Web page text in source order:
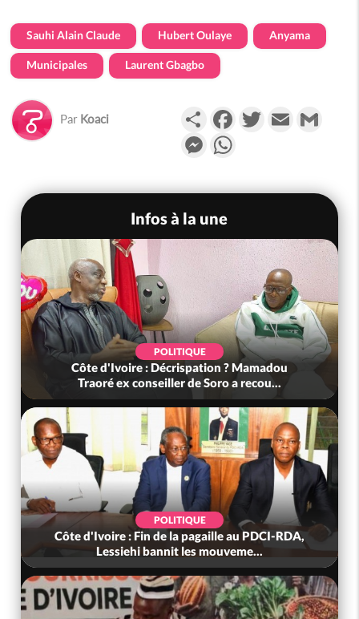
Sauhi Alain Claude Hubert Oulaye Anyama
Municipales Laurent Gbagbo
Par Koaci PartagerFacebookTwitterEmail
Messenger
Infos à la une
POLITIQUE
Côte d'Ivoire : Décrispation ? Mamadou
Traoré ex conseiller de Soro a recou...
POLITIQUE
Côte d'Ivoire : Fin de la pagaille au PDCI-RDA,
Lessiehi bannit les mouveme...